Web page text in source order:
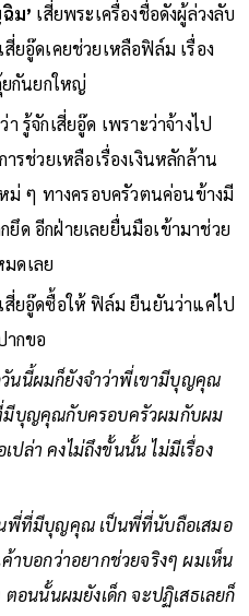
ม’ เสี่ยพระเครื่องชื่อดังผู้ล่วงลับ
ยอู๊ดเคยช่วยเหลือฟิล์ม เรื่อง
กันยกใหญ่
รู้จักเสี่ยอู๊ด เพราะว่าจ้างไป
รช่วยเหลือเรื่องเงินหลักล้าน
ม่ ๆ ทางครอบครัวตนค่อนข้างมี
ด อีกฝ่ายเลยยื่นมือเข้ามาช่วย
ดเลย
สี่ยอู๊ดซื้อให้ ฟิล์ม ยืนยันว่าแค่ไป
ากขอ
นนี้ผมก็ยังจำว่าพี่เขามีบุญคุณ
มีบุญคุณกับครอบครัวผมกับผม
ล่า คงไม่ถึงขั้นนั้น ไม่มีเรื่อง
พี่ที่มีบุญคุณ เป็นพี่ที่นับถือเสมอ
าบอกว่าอยากช่วยจริงๆ ผมเห็น
ตอนนั้นผมยังเด็ก จะปฏิเสธเลยก็